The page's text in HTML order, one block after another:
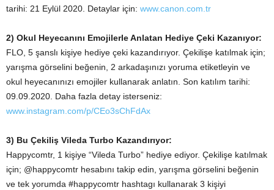
tarihi: 21 Eylül 2020. Detaylar için: www.canon.com.tr
2) Okul Heyecanını Emojilerle Anlatan Hediye Çeki Kazanıyor:
FLO, 5 şanslı kişiye hediye çeki kazandırıyor. Çekilişe katılmak için;
yarışma görselini beğenin, 2 arkadaşınızı yoruma etiketleyin ve
okul heyecanınızı emojiler kullanarak anlatın. Son katılım tarihi:
09.09.2020. Daha fazla detay isterseniz:
www.instagram.com/p/CEo3sChFdAx
3) Bu Çekiliş Vileda Turbo Kazandırıyor:
Happycomtr, 1 kişiye “Vileda Turbo” hediye ediyor. Çekilişe katılmak
için; @happycomtr hesabını takip edin, yarışma görselini beğenin
ve tek yorumda #happycomtr hashtagı kullanarak 3 kişiyi